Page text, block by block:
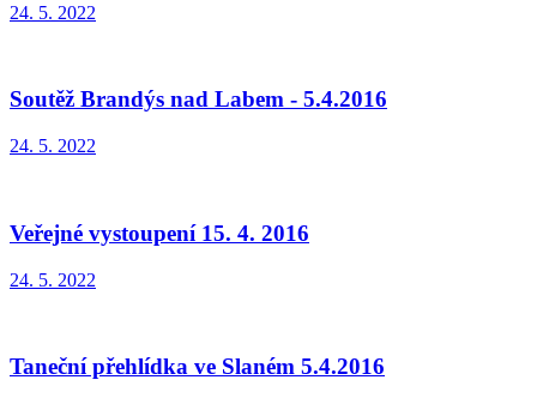
24. 5. 2022
Soutěž Brandýs nad Labem - 5.4.2016
24. 5. 2022
Veřejné vystoupení 15. 4. 2016
24. 5. 2022
Taneční přehlídka ve Slaném 5.4.2016